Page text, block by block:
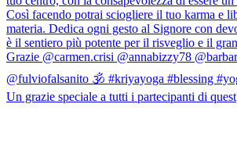
Un grazie speciale a tutti i partecipanti di quest